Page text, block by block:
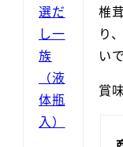
椎
り
い
賞